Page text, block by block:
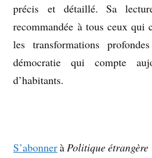
précis et détaillé. Sa
recommandée à tous ceux qui
les transformations
démocratie qui compte
d’habitants.
S’abonneràPolitique étrangère